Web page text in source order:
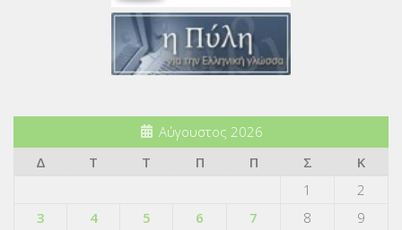
Αύγουστος 2026
Δ
Τ Τ Π Π Σ
Κ
1
2
3
4 5 6 7 8
9